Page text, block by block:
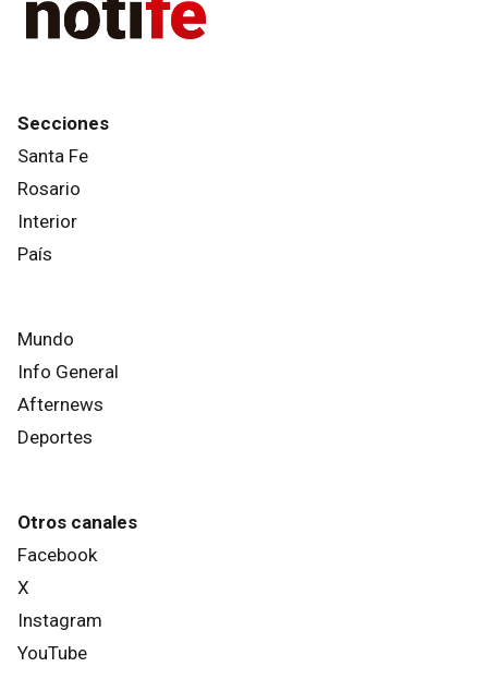
Secciones
Santa Fe
Rosario
Interior
País
Mundo
Info General
Afternews
Deportes
Otros canales
Facebook
X
Instagram
YouTube